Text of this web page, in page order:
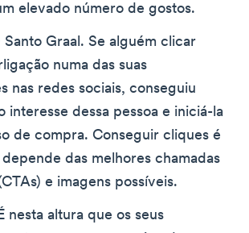
elevado número de gostos.
Santo Graal. Se alguém clicar
numa das suas
nas redes sociais, conseguiu
interesse dessa pessoa e iniciá-la
de compra. Conseguir cliques é
das melhores chamadas
e imagens possíveis.
nesta altura que os seus